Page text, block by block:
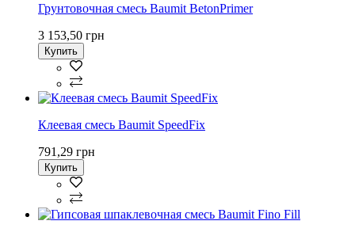
Грунтовочная смесь Baumit BetonPrimer
3 153,50 грн
Купить
Клеевая смесь Baumit SpeedFix
791,29 грн
Купить